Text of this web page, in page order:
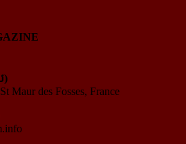
)
Maur des Fosses, France